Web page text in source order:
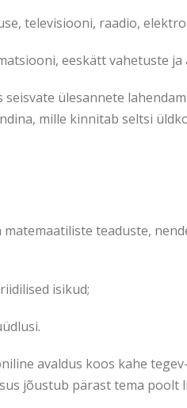
televisiooni, raadio,
eeskätt vahetuste ja
ülesannete
mille kinnitab seltsi
teaduste,
isikud;
avaldus koos kahe
jõustub pärast tema poolt